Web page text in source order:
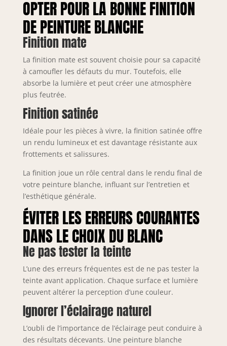
OPTER POUR LA BONNE FINITION
DE PEINTURE BLANCHE
Finition mate
La finition mate est souvent choisie pour sa capacité
à camoufler les défauts du mur. Toutefois, elle
absorbe la lumière et peut créer une atmosphère
plus feutrée.
Finition satinée
Idéale pour les pièces à vivre, la finition satinée offre
un rendu lumineux et est davantage résistante aux
frottements et salissures.
La finition joue un rôle central dans le rendu final de
votre peinture blanche, influant sur l’entretien et
l’esthétique générale.
ÉVITER LES ERREURS COURANTES
DANS LE CHOIX DU BLANC
Ne pas tester la teinte
L’une des erreurs fréquentes est de ne pas tester la
teinte avant application. Chaque surface et lumière
peuvent altérer la perception d’une couleur.
Ignorer l’éclairage naturel
L’oubli de l’importance de l’éclairage peut conduire à
des résultats décevants. Une peinture blanche